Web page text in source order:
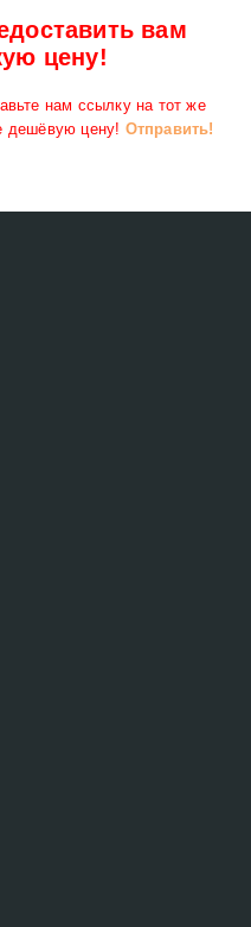
вам
цену!
нам ссылку на тот же
дешёвую цену! Отправить!